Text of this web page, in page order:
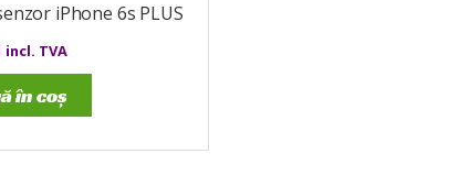
iPhone 6s PLUS
incl. TVA
în coș